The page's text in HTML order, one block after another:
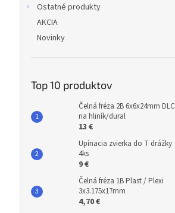
Ostatné produkty
AKCIA
Novinky
Top 10 produktov
Čelná fréza 2B 6x6x24mm DLC
na hliník/dural
13 €
Upínacia zvierka do T drážky
4ks
9 €
Čelná fréza 1B Plast / Plexi
3x3.175x17mm
4,70 €